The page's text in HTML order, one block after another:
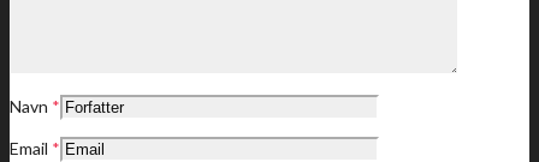
Dine medlemstilbud
Navn *
Email *